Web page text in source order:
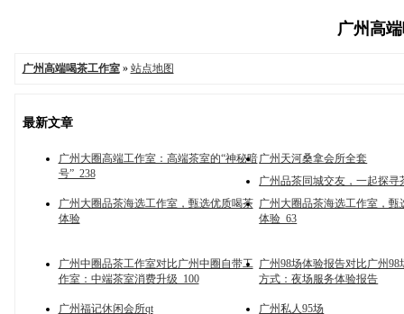
广州高
广州高端喝茶工作室» 站点地图
最新文章
广州大圈高端工作室：高端茶室的“神秘暗
号”_238
广州天河桑拿会所全套
广州品茶同城交友，一起探寻
广州大圈品茶海选工作室，甄选优质喝茶
体验
广州大圈品茶海选工作室，甄
体验_63
广州中圈品茶工作室对比广州中圈自带工
作室：中端茶室消费升级_100
广州98场体验报告对比广州98
方式：夜场服务体验报告
广州福记休闲会所qt 广州私人95场